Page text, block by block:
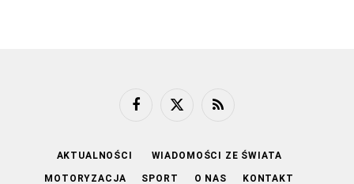
FacebookX
RSS
AKTUALNOŚCI WIADOMOŚCI ZE ŚWIATA
MOTORYZACJA SPORT O NAS KONTAKT